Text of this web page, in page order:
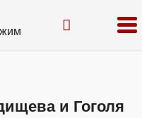
и Гоголя